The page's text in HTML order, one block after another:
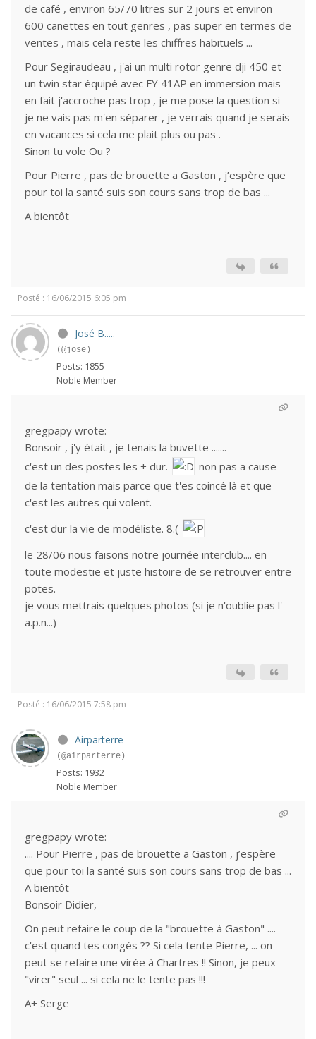
de café , environ 65/70 litres sur 2 jours et environ
600 canettes en tout genres , pas super en termes de
ventes , mais cela reste les chiffres habituels ...
Pour Segiraudeau , j'ai un multi rotor genre dji 450 et
un twin star équipé avec FY 41AP en immersion mais
en fait j'accroche pas trop , je me pose la question si
je ne vais pas m'en séparer , je verrais quand je serais
en vacances si cela me plait plus ou pas .
Sinon tu vole Ou ?
Pour Pierre , pas de brouette a Gaston , j’espère que
pour toi la santé suis son cours sans trop de bas ...
A bientôt
Posté : 16/06/2015 6:05 pm
José B.....
(@jose)
Posts: 1855
Noble Member
gregpapy wrote:
Bonsoir , j'y était , je tenais la buvette .......
c'est un des postes les + dur.
non pas a cause
de la tentation mais parce que t'es coincé là et que
c'est les autres qui volent.
c'est dur la vie de modéliste. 8.(
le 28/06 nous faisons notre journée interclub.... en
toute modestie et juste histoire de se retrouver entre
potes.
je vous mettrais quelques photos (si je n'oublie pas l'
a.p.n...)
Posté : 16/06/2015 7:58 pm
Airparterre
(@airparterre)
Posts: 1932
Noble Member
gregpapy wrote:
.... Pour Pierre , pas de brouette a Gaston , j’espère
que pour toi la santé suis son cours sans trop de bas ...
A bientôt
Bonsoir Didier,
On peut refaire le coup de la "brouette à Gaston" ....
c'est quand tes congés ?? Si cela tente Pierre, ... on
peut se refaire une virée à Chartres !! Sinon, je peux
"virer" seul ... si cela ne le tente pas !!!
A+ Serge